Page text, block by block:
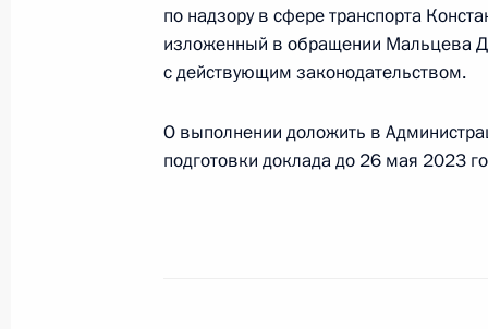
Исполнены поручения, данные по
по поручению Президента
по Центральному федеральному
Президента Российской
по надзору в сфере транспорта
изложенный в обращении Мальцева
с действующим законодательством.
О выполнении доложить в
подготовки доклада до 26 мая 2023